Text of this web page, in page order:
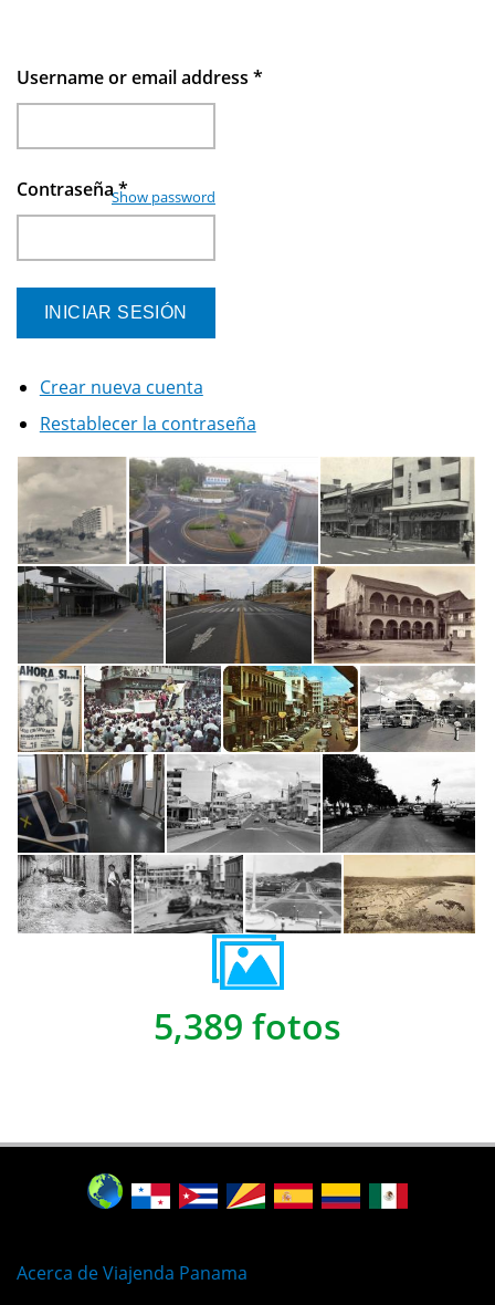
Username or email address *
Contraseña*
Show password
Crear nueva cuenta
Restablecer la contraseña
5,389 fotos
Acerca de Viajenda Panama